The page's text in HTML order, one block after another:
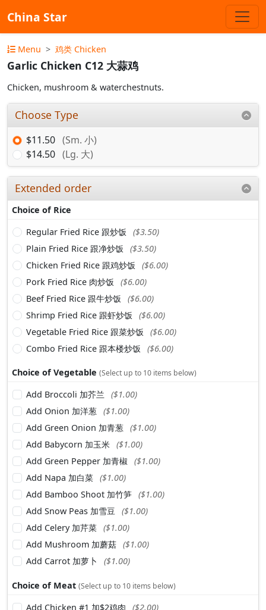
China Star
Menu 鸡类 Chicken
Garlic Chicken C12 大蒜鸡
Chicken, mushroom & waterchestnuts.
Choose Type
$11.50 (Sm. 小)
$14.50 (Lg. 大)
Extended order
Choice of Rice
Regular Fried Rice 跟炒饭
($3.50)
Plain Fried Rice 跟净炒饭
($3.50)
Chicken Fried Rice 跟鸡炒饭
($6.00)
Pork Fried Rice 肉炒饭
($6.00)
Beef Fried Rice 跟牛炒饭
($6.00)
Shrimp Fried Rice 跟虾炒饭
($6.00)
Vegetable Fried Rice 跟菜炒饭
($6.00)
Combo Fried Rice 跟本楼炒饭
($6.00)
Choice of Vegetable (Select up to 10 items below)
Add Broccoli 加芥兰
($1.00)
Add Onion 加洋葱 ($1.00)
Add Green Onion 加青葱 ($1.00)
Add Babycorn 加玉米 ($1.00)
Add Green Pepper 加青椒
($1.00)
Add Napa 加白菜 ($1.00)
Add Bamboo Shoot 加竹笋 ($1.00)
Add Snow Peas 加雪豆 ($1.00)
Add Celery 加芹菜 ($1.00)
Add Mushroom 加蘑菇 ($1.00)
Add Carrot 加萝卜
($1.00)
Choice of Meat (Select up to 10 items below)
Add Chicken #1 加$2鸡肉
($2.00)